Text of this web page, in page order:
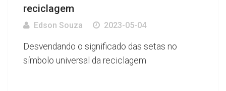
reciclagem
Edson Souza 2023-05-04
Desvendando o significado das setas no
símbolo universal da reciclagem